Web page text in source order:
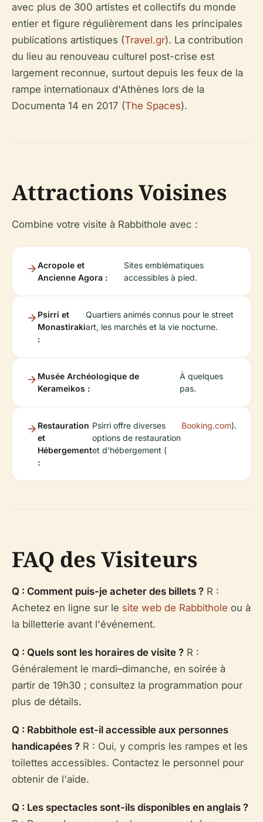
avec plus de 300 artistes et collectifs du monde
entier et figure régulièrement dans les principales
publications artistiques (Travel.gr). La contribution
du lieu au renouveau culturel post-crise est
largement reconnue, surtout depuis les feux de la
rampe internationaux d'Athènes lors de la
Documenta 14 en 2017 (The Spaces).
Attractions Voisines
Combine votre visite à Rabbithole avec :
Acropole et
Ancienne Agora :
Sites emblématiques
accessibles à pied.
Psirri et
Monastiraki
:
Quartiers animés connus pour le street
art, les marchés et la vie nocturne.
Musée Archéologique de
Kerameikos :
À quelques
pas.
Restauration
et
Hébergement
:
Psirri offre diverses
options de restauration
et d'hébergement (
Booking.com).
FAQ des Visiteurs
Q : Comment puis-je acheter des billets ? R :
Achetez en ligne sur le site web de Rabbithole ou à
la billetterie avant l'événement.
Q : Quels sont les horaires de visite ? R :
Généralement le mardi–dimanche, en soirée à
partir de 19h30 ; consultez la programmation pour
plus de détails.
Q : Rabbithole est-il accessible aux personnes
handicapées ? R : Oui, y compris les rampes et les
toilettes accessibles. Contactez le personnel pour
obtenir de l'aide.
Q : Les spectacles sont-ils disponibles en anglais ?